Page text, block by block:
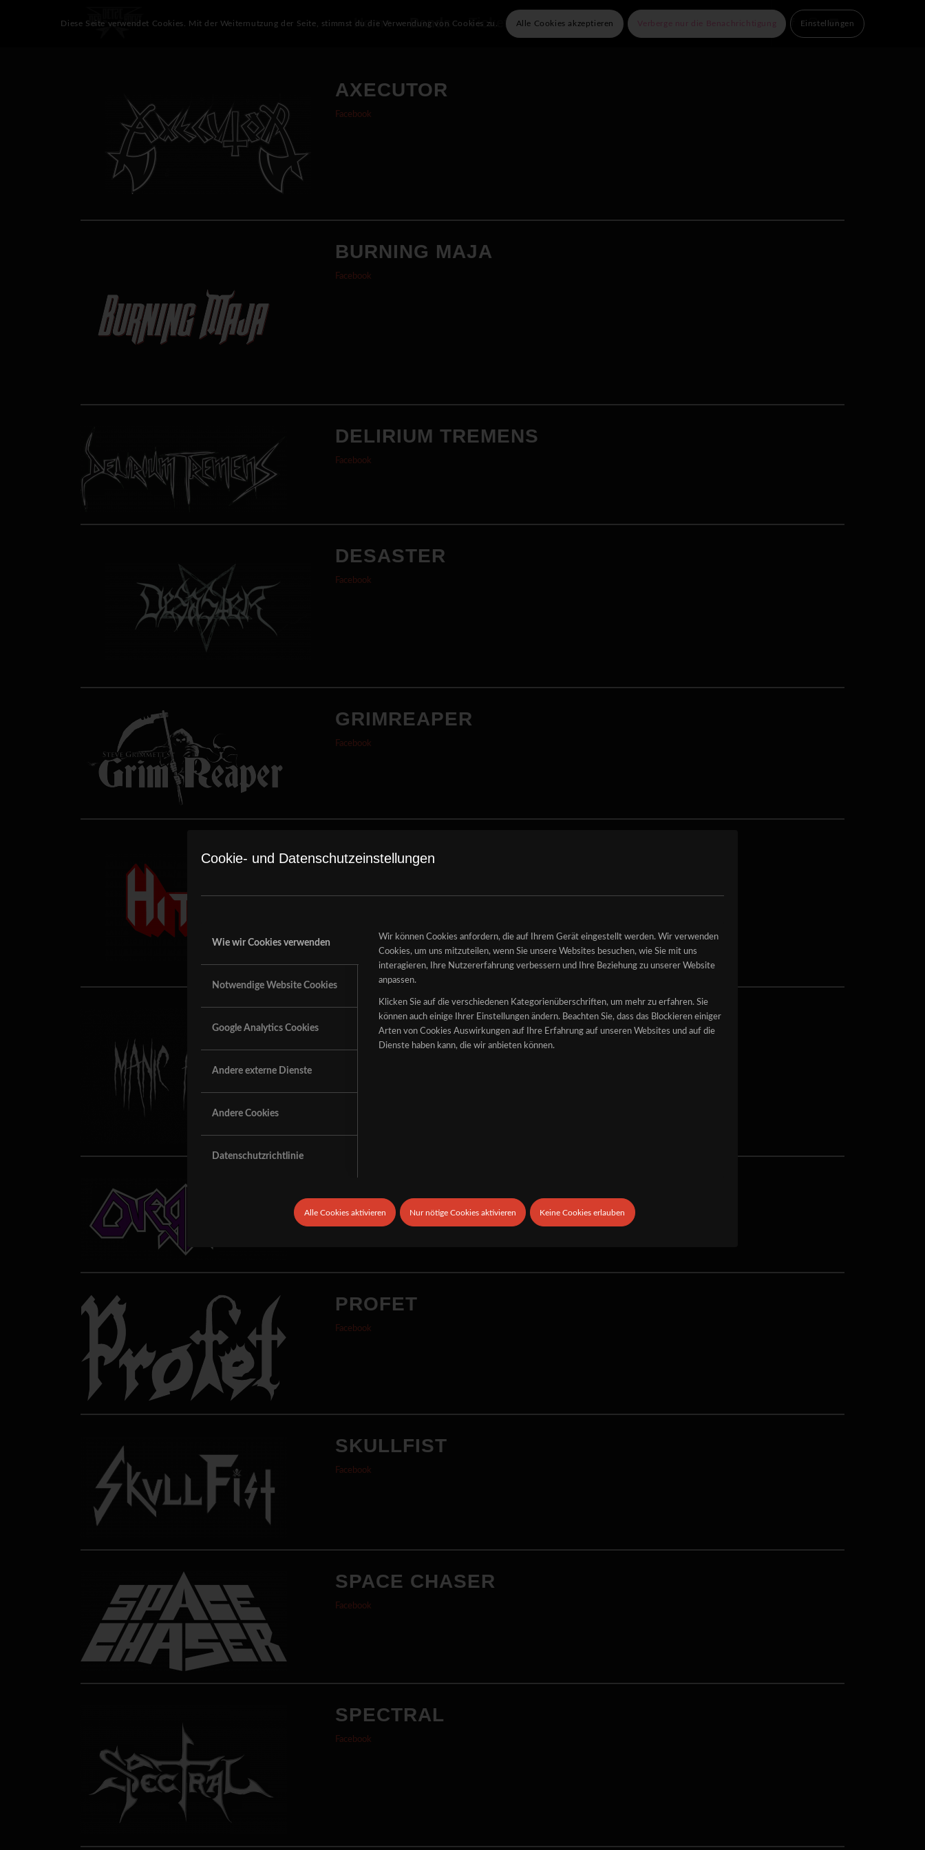
Cookie- und Datenschutzeinstellungen
Wie wir Cookies verwenden
Notwendige Website Cookies
Google Analytics Cookies
Andere externe Dienste
Andere Cookies
Datenschutzrichtlinie
Wir können Cookies anfordern, die auf Ihrem Gerät eingestellt werden. Wir verwenden
Cookies, um uns mitzuteilen, wenn Sie unsere Websites besuchen, wie Sie mit uns
interagieren, Ihre Nutzererfahrung verbessern und Ihre Beziehung zu unserer Website
anpassen.
Klicken Sie auf die verschiedenen Kategorienüberschriften, um mehr zu erfahren. Sie
können auch einige Ihrer Einstellungen ändern. Beachten Sie, dass das Blockieren einiger
Arten von Cookies Auswirkungen auf Ihre Erfahrung auf unseren Websites und auf die
Dienste haben kann, die wir anbieten können.
Alle Cookies aktivieren Nur nötige Cookies aktivieren Keine Cookies erlauben
Home Bands Tickets Info Unsere Partner Kontakt
AXECUTOR
Facebook
BURNING MAJA
Facebook
DELIRIUM TREMENS
Facebook
DESASTER
Facebook
GRIMREAPER
Facebook
HITTEN
MANIC ADRIFT
Facebook
PROFET
Facebook
SKULLFIST
Facebook
SPACE CHASER
Facebook
SPECTRAL
Facebook
Diese Seite verwendet Cookies. Mit der Weiternutzung der Seite, stimmst du die Verwendung von Cookies zu. Alle Cookies akzeptieren Verberge nur die Benachrichtigung Einstellungen